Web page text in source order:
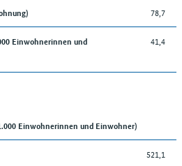
78,7
Einwohnerinnen und
41,4
Einwohnerinnen und Einwohner)
521,1